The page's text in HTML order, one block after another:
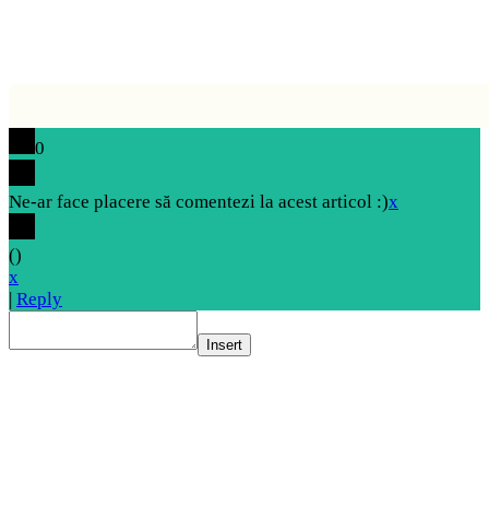
0
Ne-ar face placere să comentezi la acest articol :)x
()
x
Reply
Insert